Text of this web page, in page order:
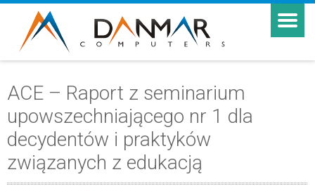
ACE – Raport z seminarium
upowszechniającego nr 1 dla
decydentów i praktyków
związanych z edukacją